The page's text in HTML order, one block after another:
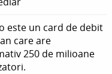
este un card de debit
care are
250 de milioane